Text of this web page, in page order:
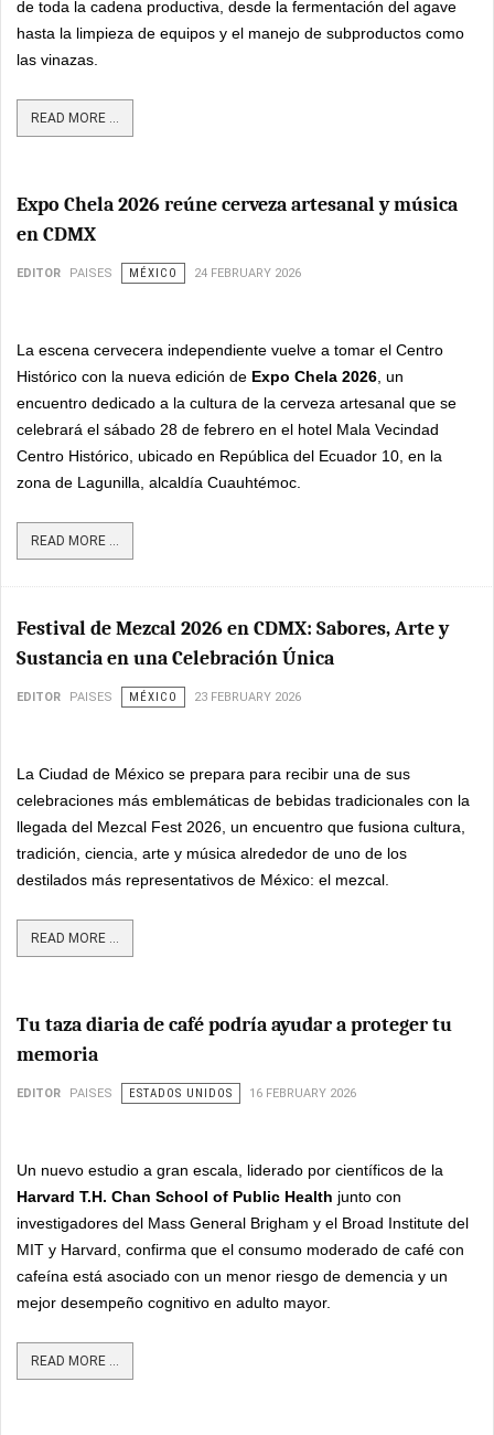
de toda la cadena productiva, desde la fermentación del agave
hasta la limpieza de equipos y el manejo de subproductos como
las vinazas.
READ MORE ...
Expo Chela 2026 reúne cerveza artesanal y música
en CDMX
EDITOR PAISES MÉXICO 24 FEBRUARY 2026
La escena cervecera independiente vuelve a tomar el Centro
Histórico con la nueva edición de Expo Chela 2026 , un
encuentro dedicado a la cultura de la cerveza artesanal que se
celebrará el sábado 28 de febrero en el hotel Mala Vecindad
Centro Histórico, ubicado en República del Ecuador 10, en la
zona de Lagunilla, alcaldía Cuauhtémoc.
READ MORE ...
Festival de Mezcal 2026 en CDMX: Sabores, Arte y
Sustancia en una Celebración Única
EDITOR PAISES MÉXICO 23 FEBRUARY 2026
La Ciudad de México se prepara para recibir una de sus
celebraciones más emblemáticas de bebidas tradicionales con la
llegada del Mezcal Fest 2026, un encuentro que fusiona cultura,
tradición, ciencia, arte y música alrededor de uno de los
destilados más representativos de México: el mezcal.
READ MORE ...
Tu taza diaria de café podría ayudar a proteger tu
memoria
EDITOR PAISES ESTADOS UNIDOS 16 FEBRUARY 2026
Un nuevo estudio a gran escala, liderado por científicos de la
Harvard T.H. Chan School of Public Health junto con
investigadores del Mass General Brigham y el Broad Institute del
MIT y Harvard, confirma que el consumo moderado de café con
cafeína está asociado con un menor riesgo de demencia y un
mejor desempeño cognitivo en adulto mayor.
READ MORE ...